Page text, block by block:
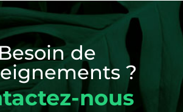
de
?
nous